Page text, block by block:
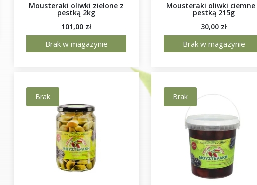
Mousteraki oliwki zielone z
pestką 2kg
101,00 zł
Brak w magazynie
Mousteraki oliwki
pestką 215g
30,00 zł
Brak w magazynie
Brak Brak